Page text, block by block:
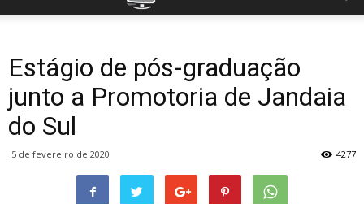
Estágio de pós-graduação
junto a Promotoria de Jandaia
do Sul
5 de fevereiro de 2020 4277